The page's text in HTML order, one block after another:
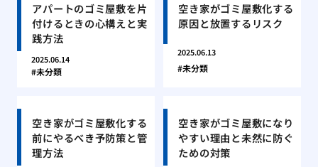
アパートのゴミ屋敷を片
付けるときの心構えと実
践方法
2025.06.14
未分類
空き家がゴミ屋敷化する
原因と放置するリスク
2025.06.13
未分類
空き家がゴミ屋敷化する
前にやるべき予防策と管
理方法
空き家がゴミ屋敷になり
やすい理由と未然に防ぐ
ための対策